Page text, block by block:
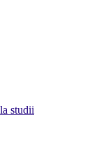
studii